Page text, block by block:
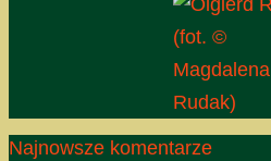
(fot. ©
Magdalena
Rudak)
Najnowsze komentarze